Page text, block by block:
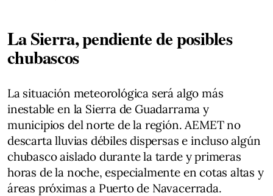
La Sierra, pendiente de posibles
chubascos
La situación meteorológica será algo más
inestable en la Sierra de Guadarrama y
municipios del norte de la región. AEMET no
descarta lluvias débiles dispersas e incluso algún
chubasco aislado durante la tarde y primeras
horas de la noche, especialmente en cotas altas y
áreas próximas a Puerto de Navacerrada.